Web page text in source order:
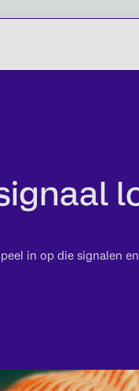
in op die signalen